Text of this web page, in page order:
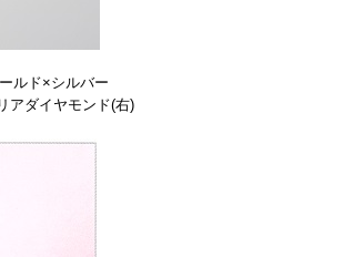
ルド×シルバー
アダイヤモンド(右)